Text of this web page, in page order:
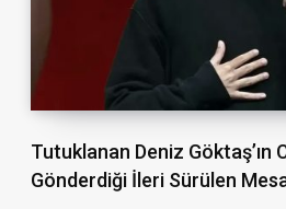
Tutuklanan Deniz Göktaş’ın
Gönderdiği İleri Sürülen